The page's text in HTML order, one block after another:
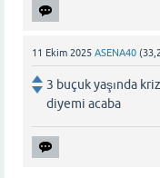
11 Ekim 2025 ASENA40 (
3 buçuk yaşında
diyemi acaba